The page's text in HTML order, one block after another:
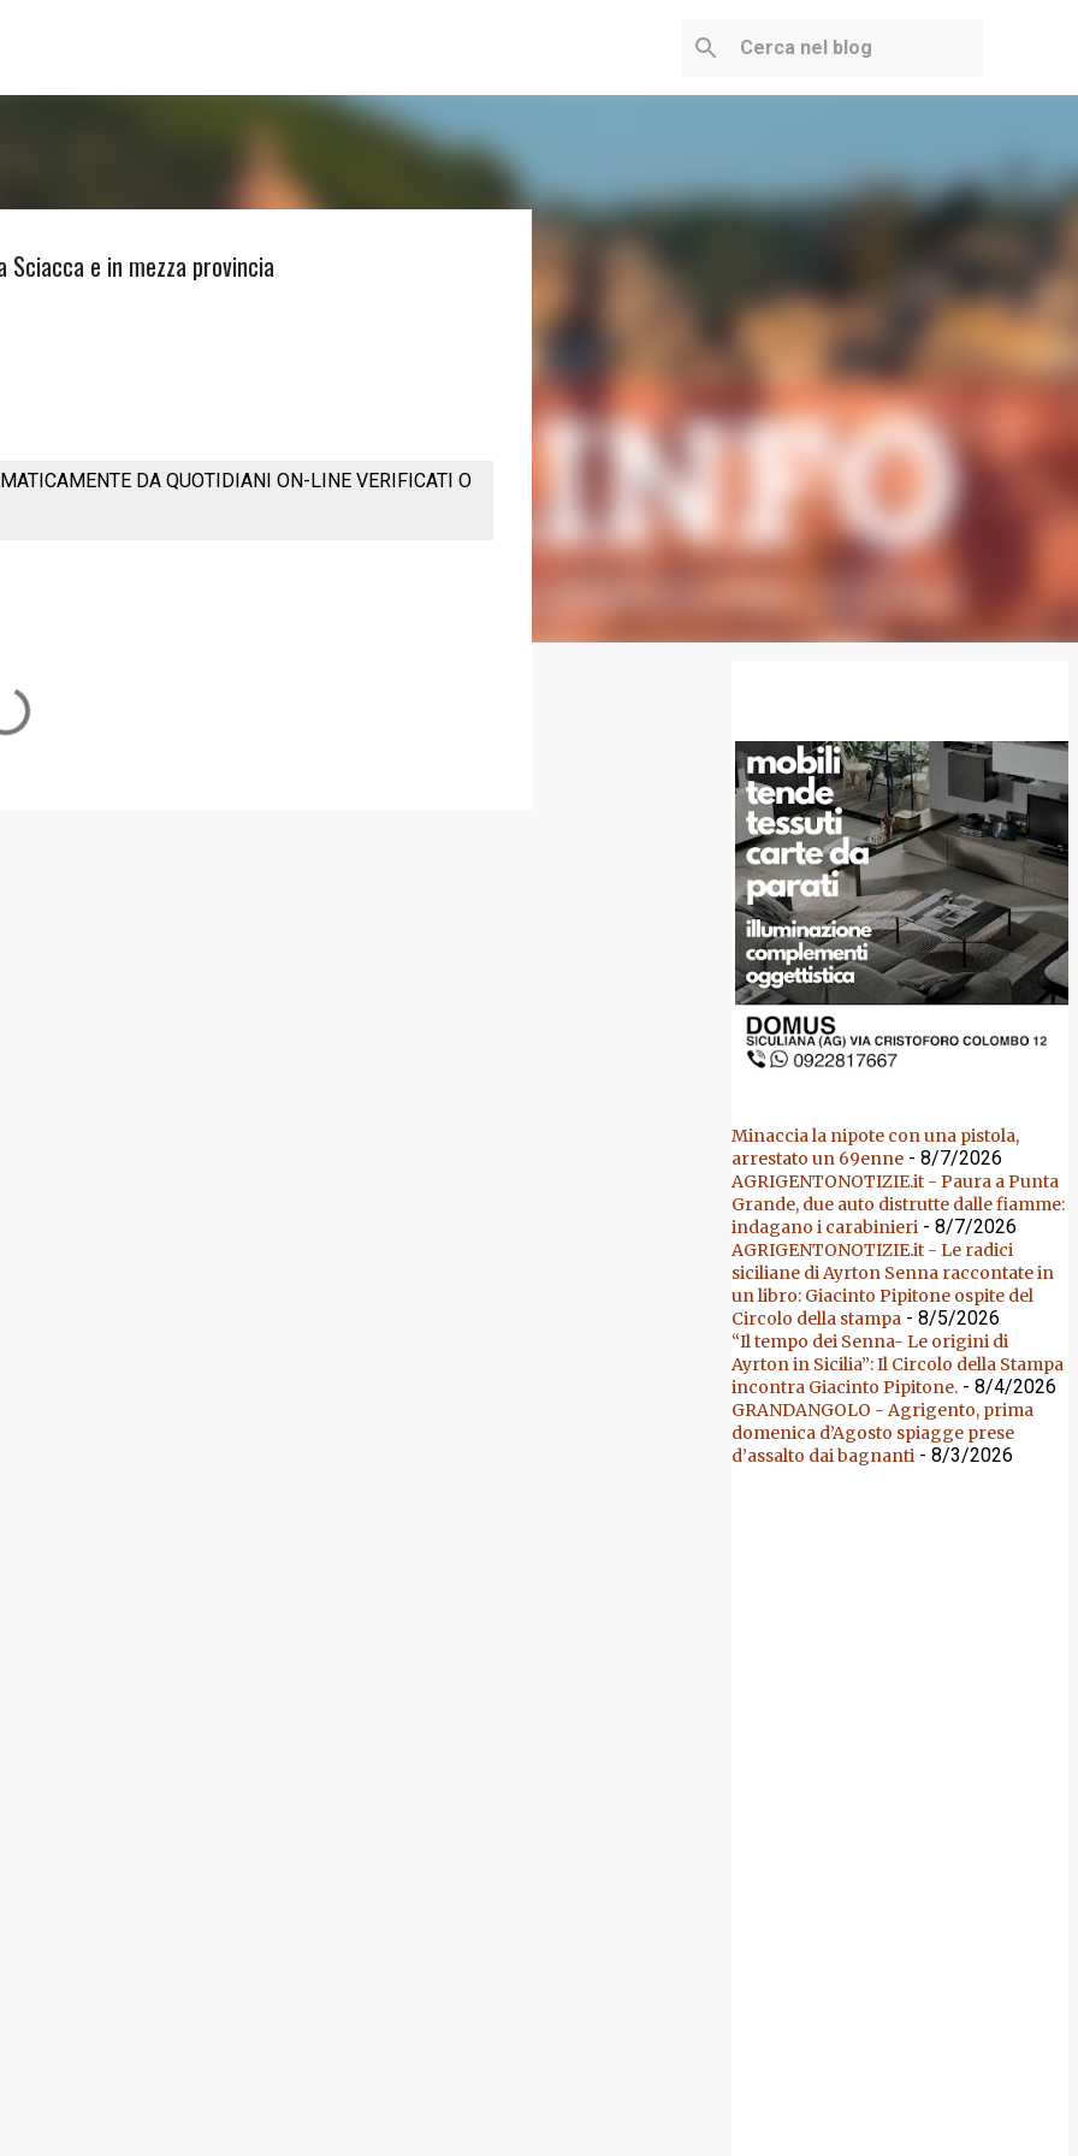
e in mezza provincia
DA QUOTIDIANI ON-LINE VERIFICATI O
Minaccia la nipote con una pistola,
arrestato un 69enne - 8/7/2026
AGRIGENTONOTIZIE.it - Paura a Punta
Grande, due auto distrutte dalle fiamme:
indagano i carabinieri - 8/7/2026
AGRIGENTONOTIZIE.it - Le radici
siciliane di Ayrton Senna raccontate in
un libro: Giacinto Pipitone ospite del
Circolo della stampa - 8/5/2026
“Il tempo dei Senna- Le origini di
Ayrton in Sicilia”: Il Circolo della Stampa
incontra Giacinto Pipitone. - 8/4/2026
GRANDANGOLO - Agrigento, prima
domenica d’Agosto spiagge prese
d’assalto dai bagnanti - 8/3/2026